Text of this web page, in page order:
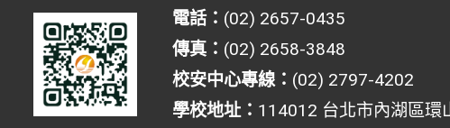
電話： (02) 2657-0435
傳真： (02) 2658-3848
校安中心專線： (02) 2797-4202
學校地址： 114012 台北市內湖區環